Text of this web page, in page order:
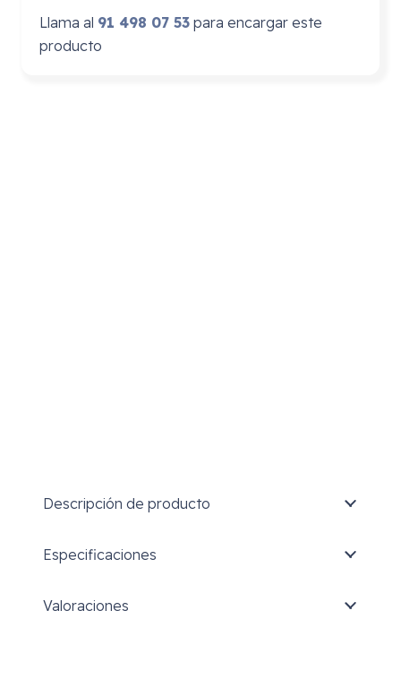
Llama al 91 498 07 53 para encargar este
producto
Descripción de producto
Especificaciones
Valoraciones